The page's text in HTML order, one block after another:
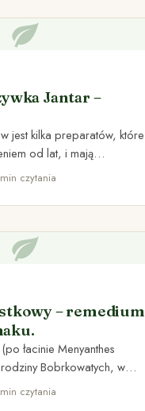
Jantar –
jest kilka preparatów, które
od lat, i mają
odbiorców.…
czytania
– remedium
łacinie Menyanthes
Bobrkowatych, w
tam gdzie znajdzie
czytania